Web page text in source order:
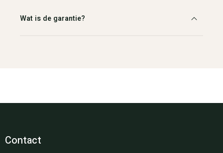
Wat is de garantie?
Contact